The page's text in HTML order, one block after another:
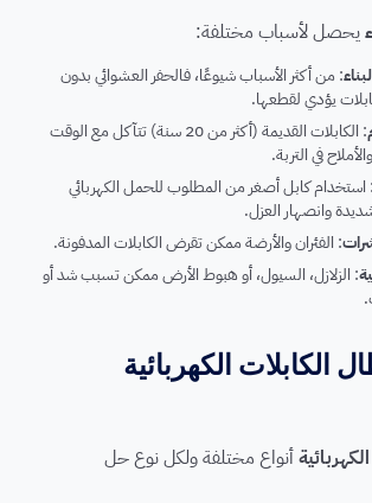
يحصل لأسباب مختلفة:
: من أكثر الأسباب شيوعًا، فالحفر العشوائي بدون
يؤدي لقطعها.
: الكابلات القديمة (أكثر من 20 سنة) تتآكل مع الوقت
في التربة.
: استخدام كابل أصغر من المطلوب للحمل الكهربائي
وانصهار العزل.
: الفئران والأرضة ممكن تقرض الكابلات المدفونة.
: الزلازل، السيول، أو هبوط الأرض ممكن تسبب شد أو
الكابلات الكهربائية
أنواع مختلفة ولكل نوع حل